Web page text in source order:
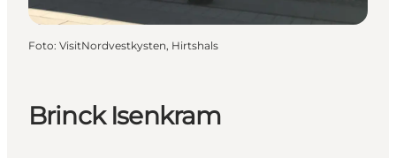
Brinck Isenkram
Foto: VisitNordvestkysten, Hirtshals